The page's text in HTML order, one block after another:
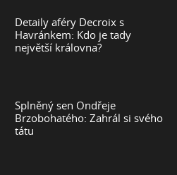
Detaily aféry Decroix s
Havránkem: Kdo je tady
největší královna?
Splněný sen Ondřeje
Brzobohatého: Zahrál si svého
tátu